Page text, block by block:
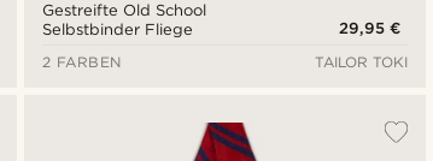
Gestreifte Old School
Selbstbinder Fliege
29,95 €
2 FARBEN
TAILOR TOKI